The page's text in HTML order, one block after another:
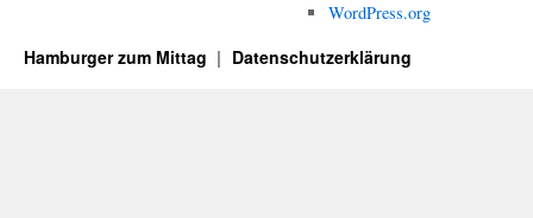
WordPress.org
Hamburger zum Mittag Datenschutzerklärung